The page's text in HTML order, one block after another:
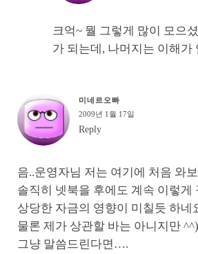
크억~ 뭘 그렇게 많이 모으
가 되는데, 나머지는 이해가
미네르오빠
2009년 1월 17일
Reply
음..운영자님 저는 여기에 처음 와
솔직히 넷북을 후에도 계속 이렇게
상당한 자금의 영향이 미칠듯 하
물론 제가 상관할 바는 아니지만 ^^)
그냥 말씀드린다면….